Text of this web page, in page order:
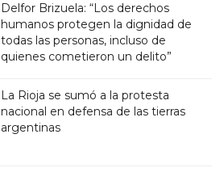
Delfor Brizuela: “Los derechos
humanos protegen la dignidad de
todas las personas, incluso de
quienes cometieron un delito”
La Rioja se sumó a la protesta
nacional en defensa de las tierras
argentinas